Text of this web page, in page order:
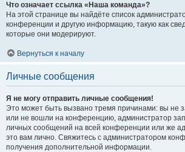
Что означает ссылка «Наша команда»?
На этой странице вы найдёте список
конференции и другую информацию, такую как
которые они модерируют.
Вернуться к началу
Личные сообщения
Я не могу отправить личные сообщения!
Это может быть вызвано тремя причинами: вы не
или не вошли на конференцию, администратор
личных сообщений на всей конференции или же
это вам лично. Свяжитесь с администратором
получения дополнительной информации.